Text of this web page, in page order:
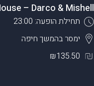
– Darco & Mishell
תחילת הופעה: 23:00
ימסר בהמשך חיפה
₪135.50